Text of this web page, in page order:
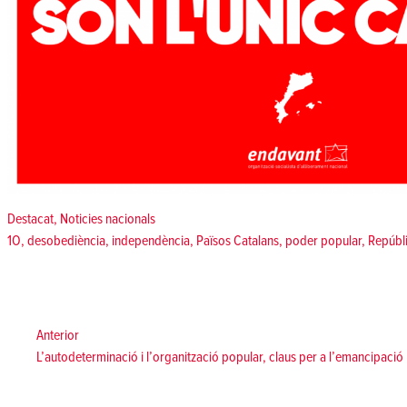
Posted in
Destacat, Noticies nacionals
Tags:
1O, desobediència, independència, Països Catalans, poder popular,
d'entradesAnteriorAnterior:
L’autodeterminació i l’organització popular, claus per a l’emancipació